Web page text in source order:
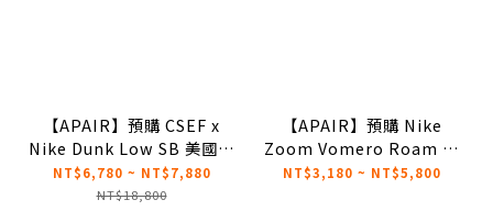
【APAIR】預購 CSEF x
Nike Dunk Low SB 美國大
學滑板教育基金會 聯名 白黑
滑板鞋 HJ4132-100
NT$6,780 ~ NT$7,880
NT$18,800
【APAIR】預購 Nike
Zoom Vomero Roam 灰
白 戶外 防水 機能 男
NT$3,180 ~ NT$5,800